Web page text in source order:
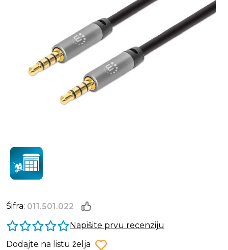
Šifra: 011.501.022
Napišite prvu recenziju
Dodajte na listu želja